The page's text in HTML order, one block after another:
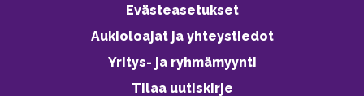
Evästeasetukset
Aukioloajat ja yhteystiedot
Yritys- ja ryhmämyynti
Tilaa uutiskirje